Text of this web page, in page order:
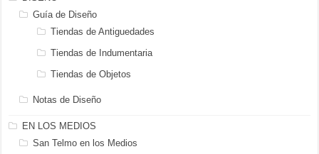
Guía de Diseño
Tiendas de Antiguedades
Tiendas de Indumentaria
Tiendas de Objetos
Notas de Diseño
EN LOS MEDIOS
San Telmo en los Medios